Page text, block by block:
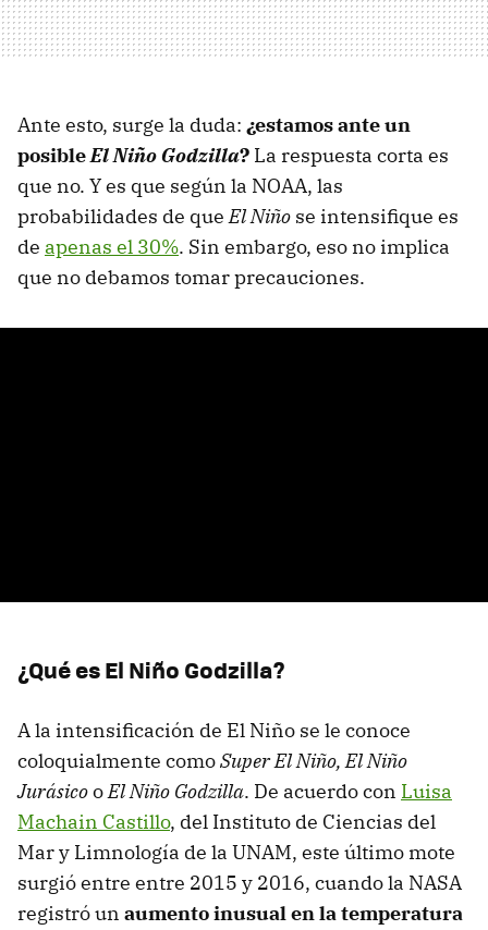
Ante esto, surge la duda: ¿estamos ante un
posibleEl Niño Godzilla? La respuesta corta es
que no. Y es que según la NOAA, las
probabilidades de queEl Niño se intensifique es
de apenas el 30%. Sin embargo, eso no implica
que no debamos tomar precauciones.
¿Qué es El Niño Godzilla?
A la intensificación de El Niño se le conoce
coloquialmente comoSuper El Niño, El Niño
JurásicooEl Niño Godzilla. De acuerdo con Luisa
Machain Castillo, del Instituto de Ciencias del
Mar y Limnología de la UNAM, este último mote
surgió entre entre 2015 y 2016, cuando la NASA
registró un aumento inusual en la temperatura